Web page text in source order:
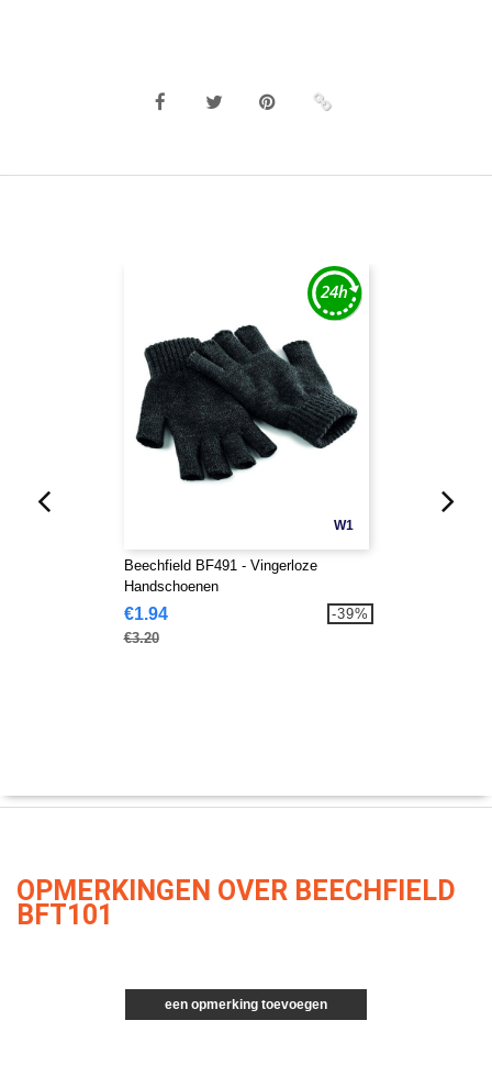
W1
Beechfield BF491 - Vingerloze
Handschoenen
€1.94
€3.20
-39%
OPMERKINGEN OVER BEECHFIELD
BFT101
een opmerking toevoegen